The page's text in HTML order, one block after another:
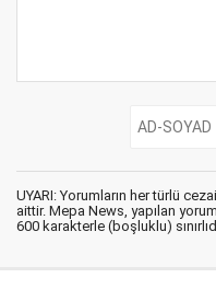
UYARI: Yorumların her türlü
aittir. Mepa News, yapılan
600 karakterle (boşluklu)